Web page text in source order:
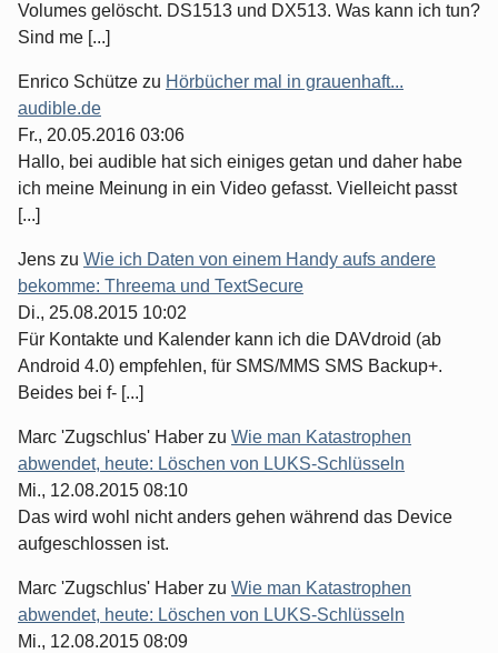
Volumes gelöscht. DS1513 und DX513. Was kann ich tun?
Sind me [...]
Enrico Schütze zu Hörbücher mal in grauenhaft...
audible.de
Fr., 20.05.2016 03:06
Hallo, bei audible hat sich einiges getan und daher habe
ich meine Meinung in ein Video gefasst. Vielleicht passt
[...]
Jens zu Wie ich Daten von einem Handy aufs andere
bekomme: Threema und TextSecure
Di., 25.08.2015 10:02
Für Kontakte und Kalender kann ich die DAVdroid (ab
Android 4.0) empfehlen, für SMS/MMS SMS Backup+.
Beides bei f- [...]
Marc 'Zugschlus' Haber zu Wie man Katastrophen
abwendet, heute: Löschen von LUKS-Schlüsseln
Mi., 12.08.2015 08:10
Das wird wohl nicht anders gehen während das Device
aufgeschlossen ist.
Marc 'Zugschlus' Haber zu Wie man Katastrophen
abwendet, heute: Löschen von LUKS-Schlüsseln
Mi., 12.08.2015 08:09